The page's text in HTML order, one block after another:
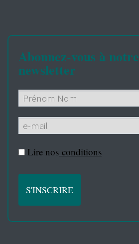
Abonnez-vous à notre
newsletter
Lire nos conditions